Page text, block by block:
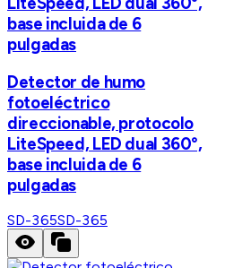
base incluida de 6
pulgadas
Detector de humo
fotoeléctrico
direccionable, protocolo
LiteSpeed, LED dual 360°,
base incluida de 6
pulgadas
SD-365SD-365